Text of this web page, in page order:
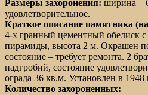
Размеры захоронения: ширина –
удовлетворительное.
Краткое описание памятника
4-х гранный цементный обелиск
пирамиды, высота 2 м. Окрашен
состояние – требует ремонта. 2
надгробий, состояние
ограда 36 кв.м. Установлен в 1948
Количество захороненных: